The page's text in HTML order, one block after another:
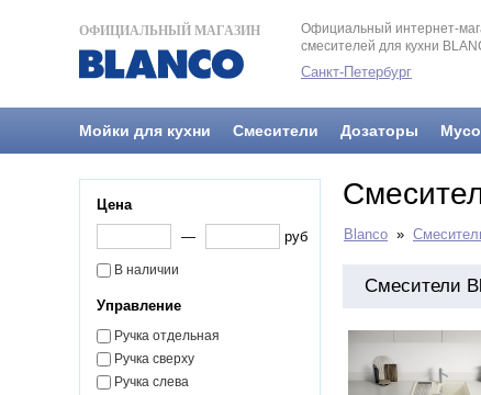
ОФИЦИАЛЬНЫЙ МАГАЗИН
Официальный интернет-
смесителей для кухни
Санкт-Петербург
Мойки для кухни Смесители Дозаторы
Цена
—
руб
В наличии
Управление
Ручка отдельная
Ручка сверху
Ручка слева
Blanco »
Смесители